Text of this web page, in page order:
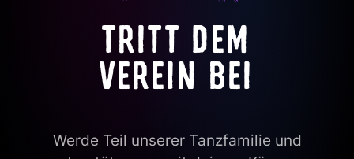
TRITT DEM
VEREIN BEI
Werde Teil unserer Tanzfamilie und